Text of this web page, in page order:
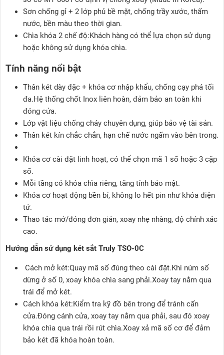
Sơn chống gỉ + 2 lớp phủ bề mặt, chống trầy xước, thấm
nước, bền màu theo thời gian.
Chìa khóa 2 chế độ:Khách hàng có thể lựa chọn sử dụng
hoặc không sử dụng khóa chìa.
Tính năng nổi bật
Thân két dày đặc + khóa cơ nhập khẩu, chống cạy phá tối
đa.Hệ thống chốt Inox liên hoàn, đảm bảo an toàn khi
đóng cửa.
Lớp vật liệu chống cháy chuyên dụng, giúp bảo vệ tài sản.
Thân két kín chắc chắn, hạn chế nước ngấm vào bên trong.
Khóa cơ cài đặt linh hoạt, có thể chọn mã 1 số hoặc 3 cặp
số.
Mỗi tầng có khóa chìa riêng, tăng tính bảo mật.
Khóa cơ hoạt động bền bỉ, không lo hết pin như khóa điện
tử.
Thao tác mở/đóng đơn giản, xoay nhẹ nhàng, độ chính xác
cao.
Hướng dẫn sử dụng két sắt Truly TSO-0C
Cách mở két:Quay mã số đúng theo cài đặt.Khi núm số
dừng ở số 0, xoay khóa chìa sang phải.Xoay tay nắm qua
trái để mở két.
Cách khóa két:Kiểm tra kỹ đồ bên trong để tránh cấn
cửa.Đóng cánh cửa, xoay tay nắm qua phải, sau đó xoay
khóa chìa qua trái rồi rút chìa.Xoay xả mã số cơ để đảm
bảo két đã khóa hoàn toàn.